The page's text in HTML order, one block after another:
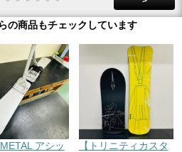
の商品もチェックしています
アシッ
【トリニティカスタ